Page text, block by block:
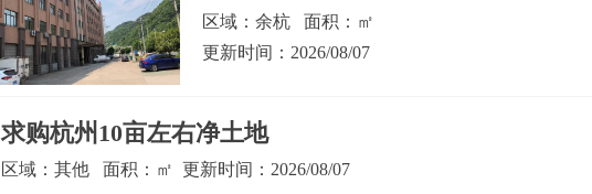
区域：余杭 面积：㎡
更新时间：2026/08/07
求购杭州10亩左右净土地
区域：其他 面积：㎡ 更新时间：2026/08/07